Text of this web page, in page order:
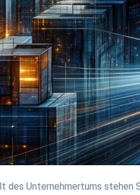
des Unternehmertums